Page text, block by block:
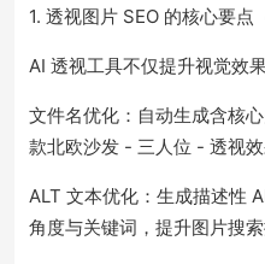
1. 透视图片 SEO 的核心要点
AI 透视工具不仅提升视觉效
文件名优化：自动生成含核
款北欧沙发 - 三人位 - 透视效
ALT 文本优化：生成描述性
角度与关键词，提升图片搜